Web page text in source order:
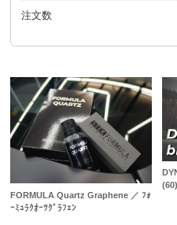
注文数
FORMULA Quartz Graphene ／ ﾌｫ
ｰﾐｭﾗｸｵｰﾂｸﾞﾗﾌｪﾝ